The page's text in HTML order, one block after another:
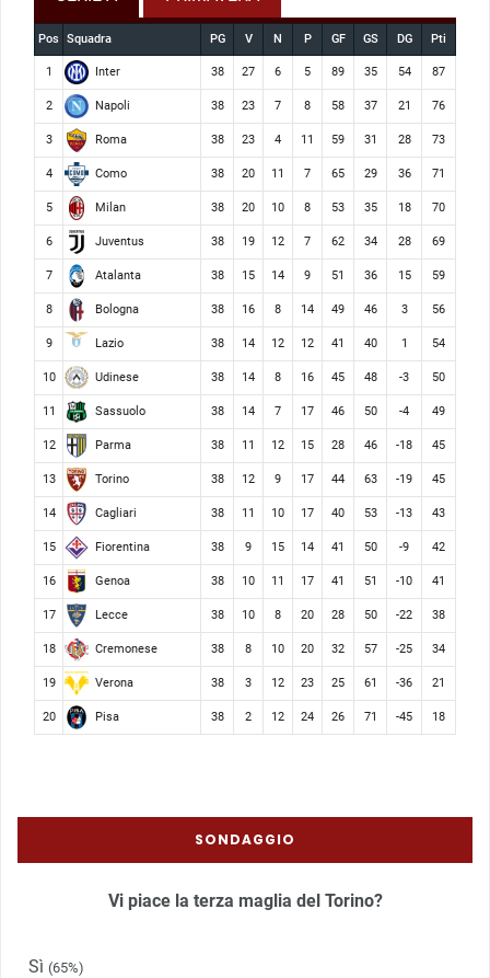
Pos Squadra PG V N P GF GS DG Pti
1 Inter 38 27 6 5 89 35 54 87
2 Napoli 38 23 7 8 58 37 21 76
3 Roma 38 23 4 11 59 31 28 73
4 Como 38 20 11 7 65 29 36 71
5 Milan 38 20 10 8 53 35 18 70
6 Juventus 38 19 12 7 62 34 28 69
7 Atalanta 38 15 14 9 51 36 15 59
8 Bologna 38 16 8 14 49 46 3 56
9 Lazio 38 14 12 12 41 40 1 54
10 Udinese 38 14 8 16 45 48 -3 50
11 Sassuolo 38 14 7 17 46 50 -4 49
12 Parma 38 11 12 15 28 46 -18 45
13 Torino 38 12 9 17 44 63 -19 45
14 Cagliari 38 11 10 17 40 53 -13 43
15 Fiorentina 38 9 15 14 41 50 -9 42
16 Genoa 38 10 11 17 41 51 -10 41
17 Lecce 38 10 8 20 28 50 -22 38
18 Cremonese 38 8 10 20 32 57 -25 34
19 Verona 38 3 12 23 25 61 -36 21
20 Pisa 38 2 12 24 26 71 -45 18
SONDAGGIO
Vi piace la terza maglia del Torino?
Sì (65%)